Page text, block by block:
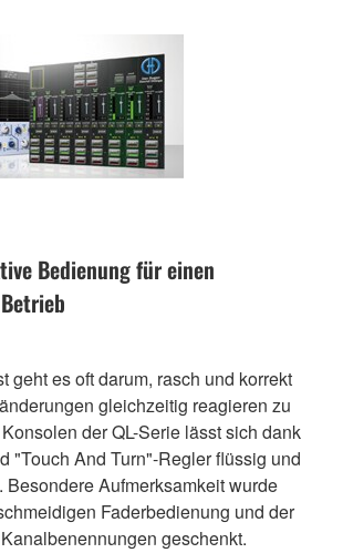
Bedienung für einen
geht es oft darum, rasch und korrekt
gleichzeitig reagieren zu
der QL-Serie lässt sich dank
"Touch And Turn"-Regler flüssig und
Besondere Aufmerksamkeit wurde
Faderbedienung und der
geschenkt.